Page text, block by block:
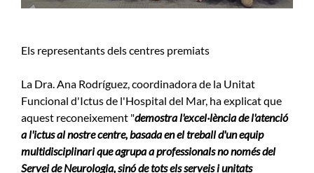
Els representants dels centres premiats
La Dra. Ana Rodríguez, coordinadora de la Unitat
Funcional d'Ictus de l'Hospital del Mar, ha explicat que
aquest reconeixement "demostra l'excel·lència de l'atenció
a l'ictus al nostre centre, basada en el treball d'un equip
multidisciplinari que agrupa a professionals no només del
Servei de Neurologia, sinó de tots els serveis i unitats